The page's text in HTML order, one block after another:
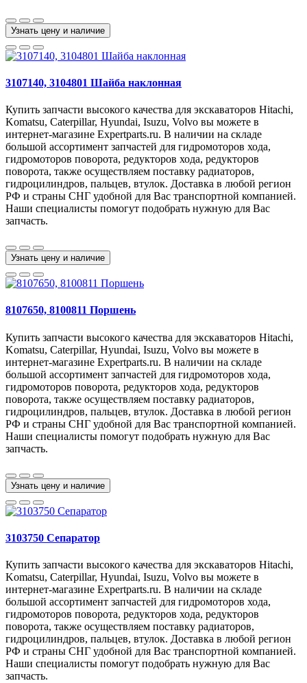
Узнать цену и наличие
3107140, 3104801 Шайба наклонная
Купить запчасти высокого качества для экскаваторов Hitachi,
Komatsu, Caterpillar, Hyundai, Isuzu, Volvo вы можете в
интернет-магазине Expertparts.ru. В наличии на складе
большой ассортимент запчастей для гидромоторов хода,
гидромоторов поворота, редукторов хода, редукторов
поворота, также осуществляем поставку радиаторов,
гидроцилиндров, пальцев, втулок. Доставка в любой регион
РФ и страны СНГ удобной для Вас транспортной компанией.
Наши специалисты помогут подобрать нужную для Вас
запчасть.
Узнать цену и наличие
8107650, 8100811 Поршень
Купить запчасти высокого качества для экскаваторов Hitachi,
Komatsu, Caterpillar, Hyundai, Isuzu, Volvo вы можете в
интернет-магазине Expertparts.ru. В наличии на складе
большой ассортимент запчастей для гидромоторов хода,
гидромоторов поворота, редукторов хода, редукторов
поворота, также осуществляем поставку радиаторов,
гидроцилиндров, пальцев, втулок. Доставка в любой регион
РФ и страны СНГ удобной для Вас транспортной компанией.
Наши специалисты помогут подобрать нужную для Вас
запчасть.
Узнать цену и наличие
3103750 Сепаратор
Купить запчасти высокого качества для экскаваторов Hitachi,
Komatsu, Caterpillar, Hyundai, Isuzu, Volvo вы можете в
интернет-магазине Expertparts.ru. В наличии на складе
большой ассортимент запчастей для гидромоторов хода,
гидромоторов поворота, редукторов хода, редукторов
поворота, также осуществляем поставку радиаторов,
гидроцилиндров, пальцев, втулок. Доставка в любой регион
РФ и страны СНГ удобной для Вас транспортной компанией.
Наши специалисты помогут подобрать нужную для Вас
запчасть.